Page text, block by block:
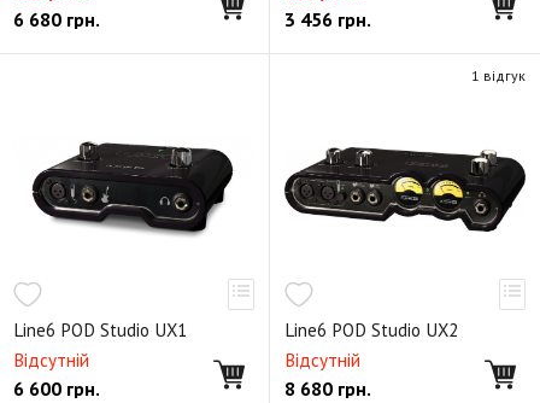
6 680 грн. 3 456 грн.
Line6 POD Studio UX1
Відсутній
6 600 грн.
Line6 POD Studio UX2
Відсутній
8 680 грн.
1 відгук